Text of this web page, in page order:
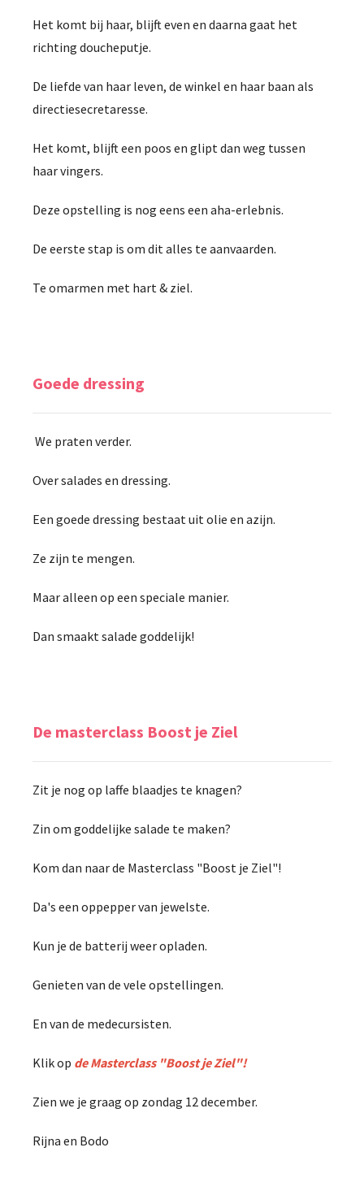
Het komt bij haar, blijft even en daarna gaat het
richting doucheputje.
De liefde van haar leven, de winkel en haar baan als
directiesecretaresse.
Het komt, blijft een poos en glipt dan weg tussen
haar vingers.
Deze opstelling is nog eens een aha-erlebnis.
De eerste stap is om dit alles te aanvaarden.
Te omarmen met hart & ziel.
Goede dressing
We praten verder.
Over salades en dressing.
Een goede dressing bestaat uit olie en azijn.
Ze zijn te mengen.
Maar alleen op een speciale manier.
Dan smaakt salade goddelijk!
De masterclass Boost je Ziel
Zit je nog op laffe blaadjes te knagen?
Zin om goddelijke salade te maken?
Kom dan naar de Masterclass "Boost je Ziel"!
Da's een oppepper van jewelste.
Kun je de batterij weer opladen.
Genieten van de vele opstellingen.
En van de medecursisten.
Klik op de Masterclass "Boost je Ziel"!
Zien we je graag op zondag 12 december.
Rijna en Bodo